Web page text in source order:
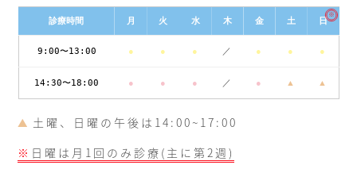
診療時間 月 火 水 木 金 土 日
※
9:00〜13:00 ● ● ● ／ ● ● ●
14:30〜18:00 ● ● ● ／ ● ▲ ▲
▲ 土曜、日曜の午後は14:00~17:00
※ 日曜は月1回のみ診療(主に第2週)